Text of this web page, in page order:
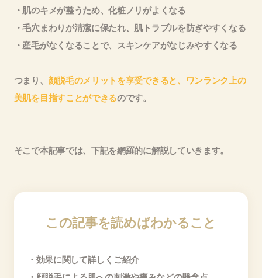
・肌のキメが整うため、化粧ノリがよくなる
・毛穴まわりが清潔に保たれ、肌トラブルを防ぎやすくなる
・産毛がなくなることで、スキンケアがなじみやすくなる
つまり、 顔脱毛のメリットを享受できると、ワンランク上の
美肌を目指すことができるのです。
そこで本記事では、下記を網羅的に解説していきます。
この記事を読めばわかること
・効果に関して詳しくご紹介